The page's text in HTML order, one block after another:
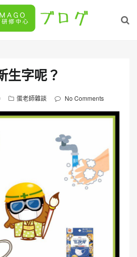
生字呢？
蛋老師雜談 No Comments